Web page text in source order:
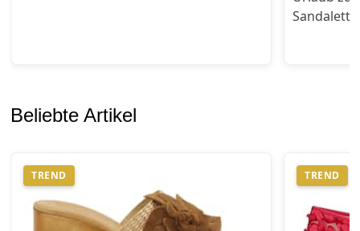
Beliebte Artikel
TREND TREND